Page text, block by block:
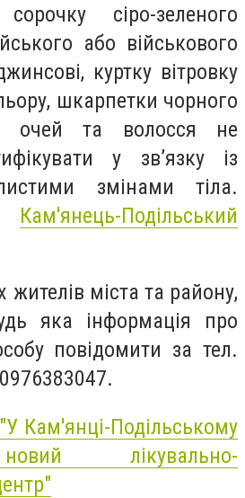
сіро-зеленого
або військового
куртку вітровку
шкарпетки чорного
очей та волосся не
у зв’язку із
змінами тіла.
Кам'янець-Подільський
жителів міста та району,
яка інформація про
повідомити за тел.
"У Кам'янці-Подільському
лікувально-